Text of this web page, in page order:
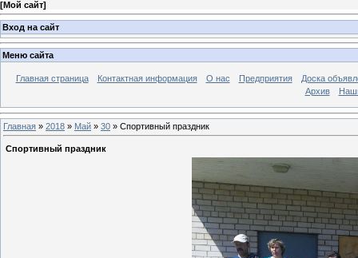
[Мой сайт]
Вход на сайт
Меню сайта
Главная страница Контактная информация О нас Предприятия
Доска
Архив
Главная » 2018 » Май » 30 » Спортивный праздник
Спортивный праздник